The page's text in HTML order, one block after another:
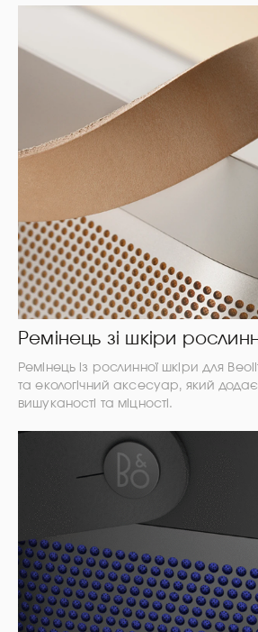
Ремінець зі шкіри
Ремінець із рослинної шкіри для
та екологічний аксесуар, який
вишуканості та міцності.